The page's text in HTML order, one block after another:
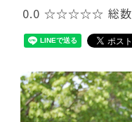
0.0 ☆☆☆☆☆ 総